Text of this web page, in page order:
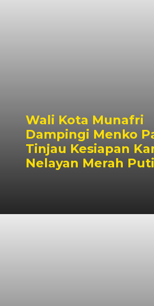
Wali Kota Munafri
Dampingi Menko
Tinjau Kesiapan
Nelayan Merah